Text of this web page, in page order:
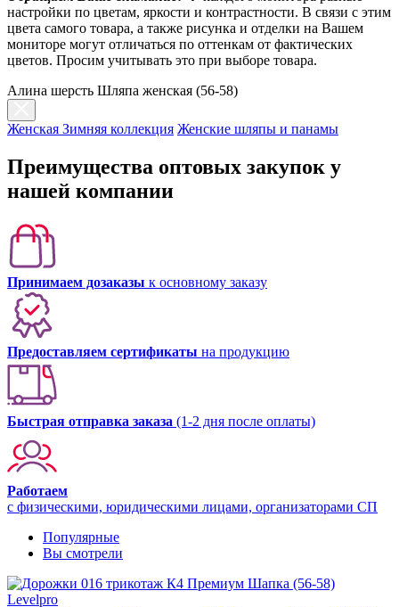
настройки по цветам, яркости и контрастности. В связи с этим
цвета самого товара, а также рисунка и отделки на Вашем
мониторе могут отличаться по оттенкам от фактических
цветов. Просим учитывать это при выборе товара.
Алина шерсть Шляпа женская (56-58)
Женская Зимняя коллекция Женские шляпы и панамы
Преимущества оптовых закупок у
нашей компании
Принимаем дозаказы к основному заказу
Предоставляем сертификаты на продукцию
Быстрая отправка заказа (1-2 дня после оплаты)
Работаем
с физическими, юридическими лицами, организаторами СП
Популярные
Вы смотрели
Levelpro